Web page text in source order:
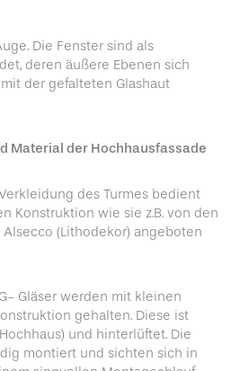
Die Fenster sind als
deren äußere Ebenen sich
der gefalteten Glashaut
Material der Hochhausfassade
des Turmes bedient
Konstruktion wie sie z.B. von den
(Lithodekor) angeboten
Gläser werden mit kleinen
gehalten. Diese ist
und hinterlüftet. Die
montiert und sichten sich in